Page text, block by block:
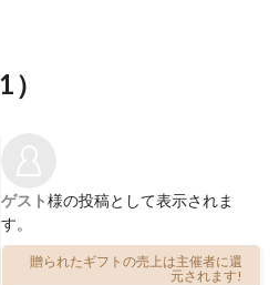
1）
ゲスト様の投稿として表示されま
す。
贈られたギフトの売上は主催者に還
元されます!